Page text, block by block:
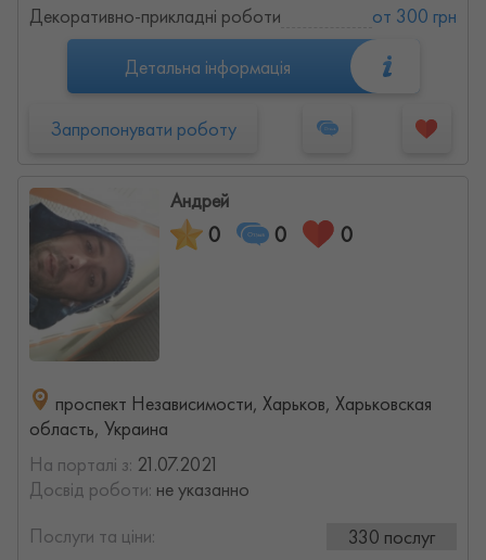
Декоративно-прикладні роботи от 300 грн
Детальна інформація
Запропонувати роботу
Андрей
0 0 0
проспект Независимости, Харьков, Харьковская
область, Украина
На порталі з: 21.07.2021
Досвід роботи: не указанно
Послуги та ціни:
330 послуг